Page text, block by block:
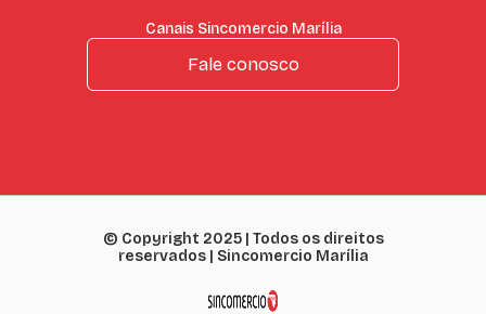
Canais Sincomercio Marília
Fale conosco
© Copyright 2025 | Todos os direitos
reservados | Sincomercio Marília